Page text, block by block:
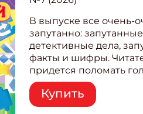
В выпуске все очень-
запутанно: запутанные
детективные дела,
факты и шифры.
придется поломать
Внутри: Шифры и
расшифровки Плетем
запутанные поделки
Купить